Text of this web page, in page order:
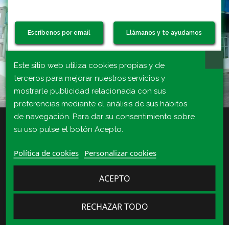
Este sitio web utiliza cookies propias y de
terceros para mejorar nuestros servicios y
mostrarle publicidad relacionada con sus
preferencias mediante el análisis de sus hábitos
de navegación. Para dar su consentimiento sobre
su uso pulse el botón Acepto.
Política de cookies Personalizar cookies
RECHAZAR TODO
ACEPTO
Escríbenos por email Llámanos y te ayudamos
Visita nuestra tienda
Calle Alguixos, 20, 46138 Rafelbunyol, Valencia